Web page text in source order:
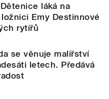
láká na
Emy Destinnové
rytířů
se věnuje malířství
letech. Předává